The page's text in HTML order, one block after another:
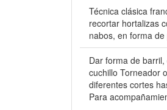
Técnica clásica
recortar hortalizas
nabos, en forma
Dar forma de
cuchillo Torneador
diferentes cortes
Para